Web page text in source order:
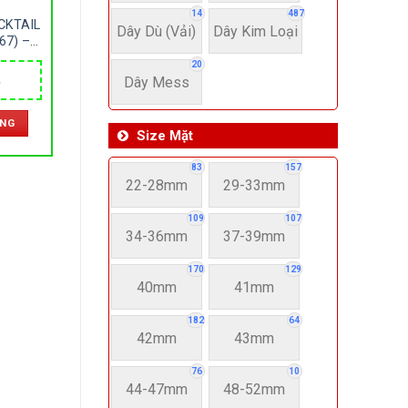
14
Dây Dù (Vải)
487
Dây Kim Loại
20
Dây Mess
Size Mặt
83
22-28mm
157
29-33mm
109
34-36mm
107
37-39mm
170
40mm
129
41mm
182
42mm
64
43mm
76
44-47mm
10
48-52mm
–
–
–
NHẬT
₫.